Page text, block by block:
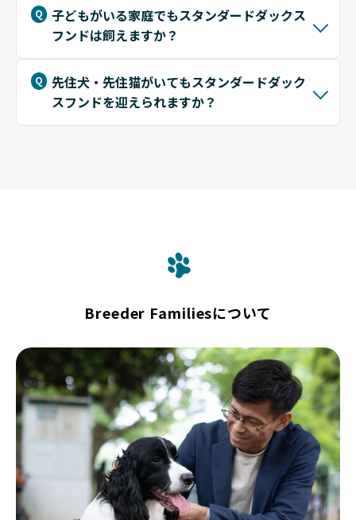
子どもがいる家庭でもスタンダードダックス
フンドは飼えますか？
先住犬・先住猫がいてもスタンダードダック
スフンドを迎えられますか？
Breeder Familiesについて